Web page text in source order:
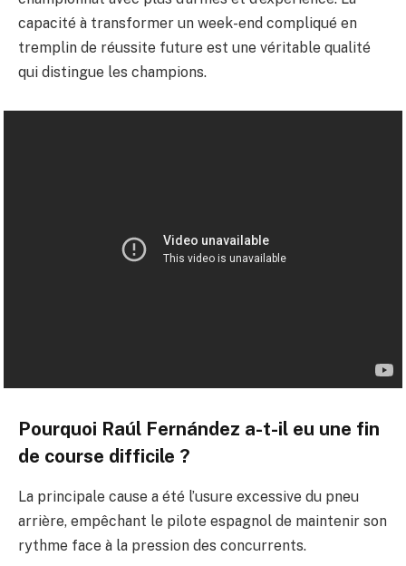
capacité à transformer un week-end compliqué en
tremplin de réussite future est une véritable qualité
qui distingue les champions.
Pourquoi Raúl Fernández a-t-il eu une fin
de course difficile ?
La principale cause a été l’usure excessive du pneu
arrière, empêchant le pilote espagnol de maintenir son
rythme face à la pression des concurrents.